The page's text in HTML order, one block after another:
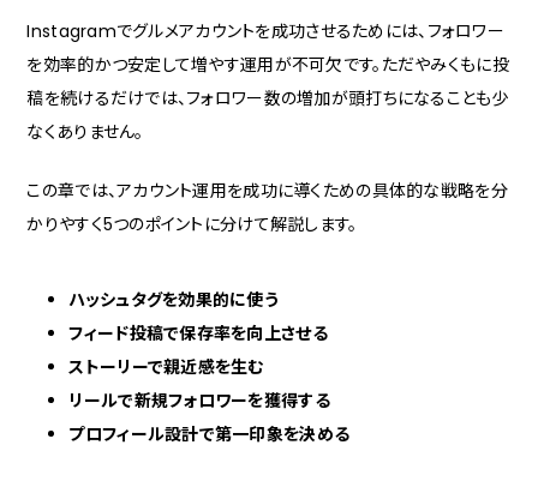
Instagramでグルメアカウントを成功させるためには、フォロワー
を効率的かつ安定して増やす運用が不可欠です。ただやみくもに投
稿を続けるだけでは、フォロワー数の増加が頭打ちになることも少
なくありません。
この章では、アカウント運用を成功に導くための具体的な戦略を分
かりやすく5つのポイントに分けて解説します。
ハッシュタグを効果的に使う
フィード投稿で保存率を向上させる
ストーリーで親近感を生む
リールで新規フォロワーを獲得する
プロフィール設計で第一印象を決める